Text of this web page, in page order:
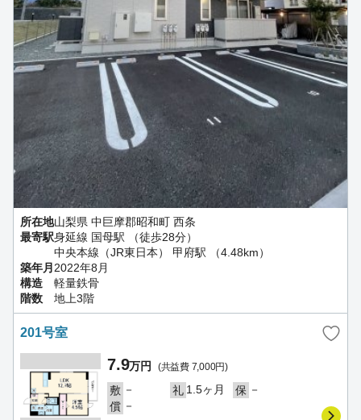
所在地山梨県 中巨摩郡昭和町 西条
最寄駅身延線 国母駅 （徒歩28分）
中央本線（JR東日本） 甲府駅 （4.48km）
築年月 2022年8月
構造
軽量鉄骨
階数
地上3階
201号室
7.9万円 (共益費 7,000円)
敷 － 礼 1.5ヶ月 保 －
償 －